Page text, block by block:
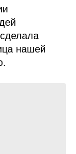
нашей